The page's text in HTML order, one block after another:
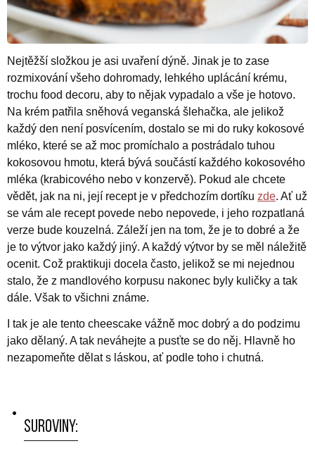
Nejtěžší složkou je asi uvaření dýně. Jinak je to zase
rozmixování všeho dohromady, lehkého uplácání krému,
trochu food decoru, aby to nějak vypadalo a vše je hotovo.
Na krém patřila sněhová veganská šlehačka, ale jelikož
každý den není posvícením, dostalo se mi do ruky kokosové
mléko, které se až moc promíchalo a postrádalo tuhou
kokosovou hmotu, která bývá součástí každého kokosového
mléka (krabicového nebo v konzervě). Pokud ale chcete
vědět, jak na ni, její recept je v předchozím dortíku zde. Ať už
se vám ale recept povede nebo nepovede, i jeho rozpatlaná
verze bude kouzelná. Záleží jen na tom, že je to dobré a že
je to výtvor jako každý jiný. A každý výtvor by se měl náležitě
ocenit. Což praktikuji docela často, jelikož se mi nejednou
stalo, že z mandlového korpusu nakonec byly kuličky a tak
dále. Však to všichni známe.
I tak je ale tento cheescake vážně moc dobrý a do podzimu
jako dělaný. A tak neváhejte a pusťte se do něj. Hlavně ho
nezapomeňte dělat s láskou, ať podle toho i chutná.
Suroviny: